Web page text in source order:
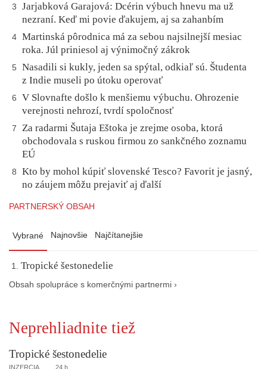
3
Jarjabková Garajová: Dcérin výbuch hnevu ma už
nezraní. Keď mi povie ďakujem, aj sa zahanbím
4 Martinská pôrodnica má za sebou najsilnejší mesiac
roka. Júl priniesol aj výnimočný zákrok
5
Nasadili si kukly, jeden sa spýtal, odkiaľ sú. Študenta
z Indie museli po útoku operovať
6
V Slovnafte došlo k menšiemu výbuchu. Ohrozenie
verejnosti nehrozí, tvrdí spoločnosť
7
Za radarmi Šutaja Eštoka je zrejme osoba, ktorá
obchodovala s ruskou firmou zo sankčného zoznamu
EÚ
8
Kto by mohol kúpiť slovenské Tesco? Favorit je jasný,
no záujem môžu prejaviť aj ďalší
PARTNERSKÝ OBSAH
Vybrané Najnovšie Najčítanejšie
Tropické šestonedelie
Obsah spolupráce s komerčnými partnermi ›
Neprehliadnite tiež
Tropické šestonedelie
INZERCIA 24 h